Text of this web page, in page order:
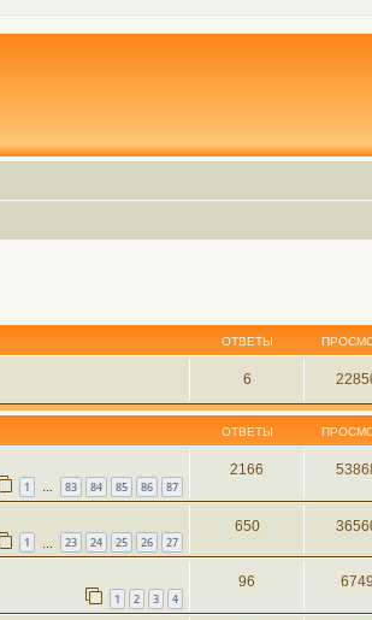
ОТВЕТЫ
6
ОТВЕТЫ
1 … 83 84 85 86 87
2166
1 23 24 25 26 27
650
1 2 3 4
96